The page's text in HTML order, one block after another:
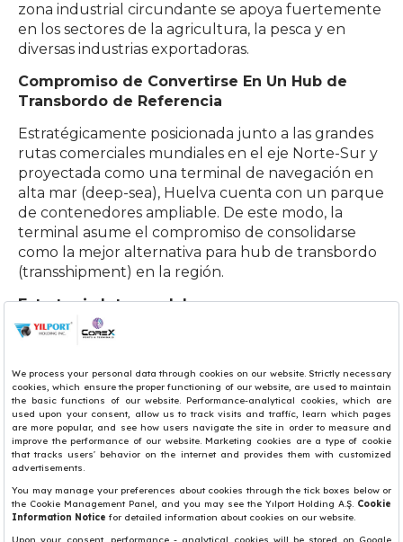
zona industrial circundante se apoya fuertemente
en los sectores de la agricultura, la pesca y en
diversas industrias exportadoras.
Compromiso de Convertirse En Un Hub de
Transbordo de Referencia
Estratégicamente posicionada junto a las grandes
rutas comerciales mundiales en el eje Norte-Sur y
proyectada como una terminal de navegación en
alta mar (deep-sea), Huelva cuenta con un parque
de contenedores ampliable. De este modo, la
terminal asume el compromiso de consolidarse
como la mejor alternativa para hub de transbordo
(transshipment) en la región.
Estrategia Intermodal
Plataforma Intermodal "Muelle Sur" – apta
Excelente accesibilidad ferroviaria.
Conexiones ferroviarias directas con Sevilla y
Madrid.
Plataforma ferroviaria de Majarabique (Sevilla).
Zona de Actividades Logísticas – ZAL Huelva.
da rede RTE-T (Rede Transeuropeia de
Transportes)